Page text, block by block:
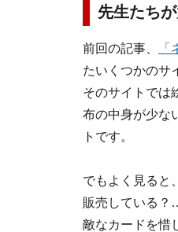
先生たち
前回の記事、
たいくつかのサ
そのサイトでは
布の中身が少な
トです。
でもよく見ると
販売している
敵なカードを惜